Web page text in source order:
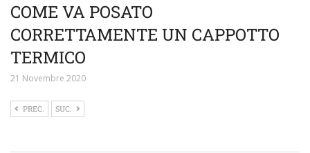
COME VA POSATO
CORRETTAMENTE UN CAPPOTTO
TERMICO
21 Novembre 2020
PREC. SUC.